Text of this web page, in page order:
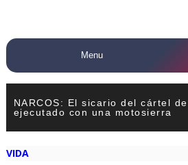
NARCOS: El sicario del cártel
ejecutado con una motosierra
VIDA